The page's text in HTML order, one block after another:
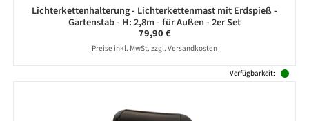
Lichterkettenhalterung - Lichterkettenmast mit Erdspieß -
Gartenstab - H: 2,8m - für Außen - 2er Set
Regulärer Preis:
79,90 €
Preise inkl. MwSt. zzgl. Versandkosten
Verfügbarkeit: